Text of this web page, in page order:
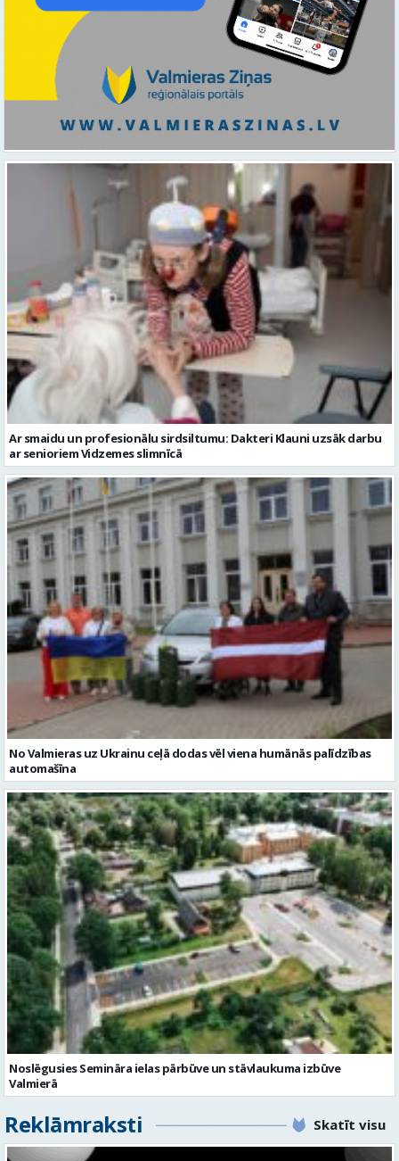
Ar smaidu un profesionālu sirdsiltumu: Dakteri Klauni uzsāk darbu
ar senioriem Vidzemes slimnīcā
No Valmieras uz Ukrainu ceļā dodas vēl viena humānās palīdzības
automašīna
Noslēgusies Semināra ielas pārbūve un stāvlaukuma izbūve
Valmierā
Reklāmraksti Skatīt visu